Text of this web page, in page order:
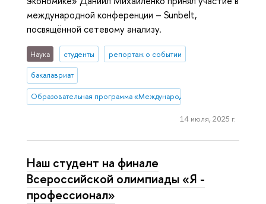
международной конференции – Sunbelt,
посвящённой сетевому анализу.
Наука студенты репортаж о событии
бакалавриат
Образовательная программа «Международная программа по
14 июля, 2025 г.
Наш студент на финале
Всероссийской олимпиады «Я -
профессионал»